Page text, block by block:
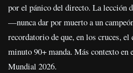
por el pánico del directo. La lección
—nunca dar por muerto a un
recordatorio de que, en los cruces, el
minuto 90+ manda. Más contexto en
Mundial 2026.